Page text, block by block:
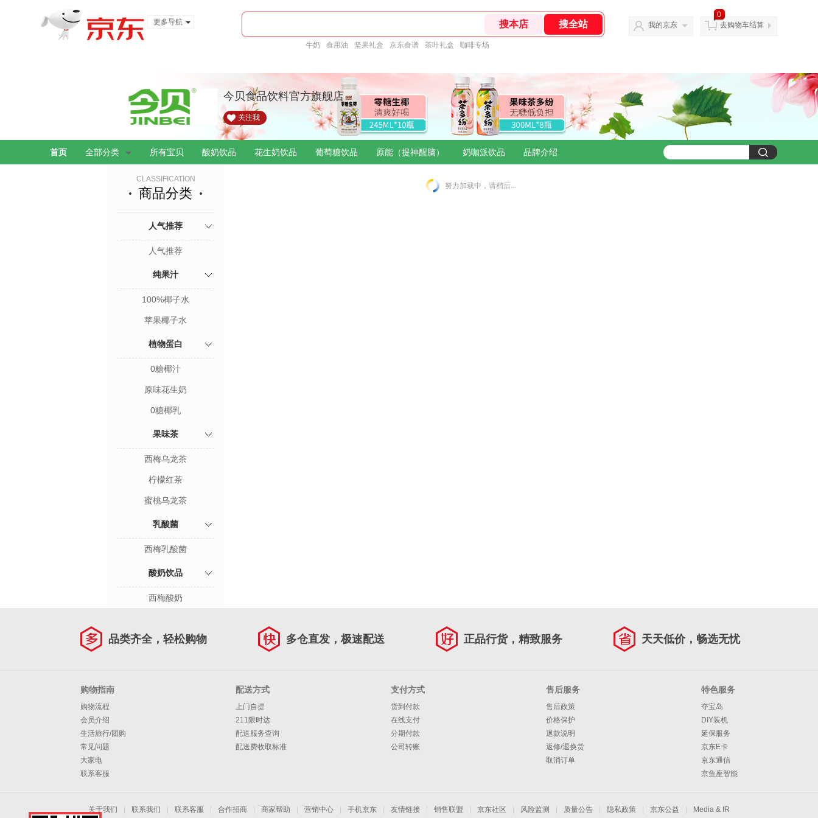
更多导航
牛奶 食用油 坚果礼盒 京东食谱 茶叶礼盒 咖啡专场
我的京东
0
去购物车结算
今贝食品饮料官方旗舰店
关注我
首页 全部分类 所有宝贝 酸奶饮品 花生奶饮品 葡萄糖饮品 原能（提神醒脑） 奶咖派饮品 品牌介绍
CLASSIFICATION
商品分类
人气推荐
人气推荐
纯果汁
100%椰子水
苹果椰子水
植物蛋白
0糖椰汁
原味花生奶
0糖椰乳
果味茶
西梅乌龙茶
柠檬红茶
蜜桃乌龙茶
乳酸菌
西梅乳酸菌
酸奶饮品
西梅酸奶
努力加载中，请稍后...
品类齐全，轻松购物 多仓直发，极速配送 正品行货，精致服务 天天低价，畅选无忧
购物指南
购物流程
会员介绍
生活旅行/团购
常见问题
大家电
联系客服
配送方式
上门自提
211限时达
配送服务查询
配送费收取标准
支付方式
货到付款
在线支付
分期付款
公司转账
售后服务
售后政策
价格保护
退款说明
返修/退换货
取消订单
特色服务
夺宝岛
DIY装机
延保服务
京东E卡
京东通信
京鱼座智能
关于我们 联系我们 联系客服 合作招商 商家帮助 营销中心 手机京东 友情链接 销售联盟 京东社区 风险监测 质量公告 隐私政策 京东公益 Media & IR